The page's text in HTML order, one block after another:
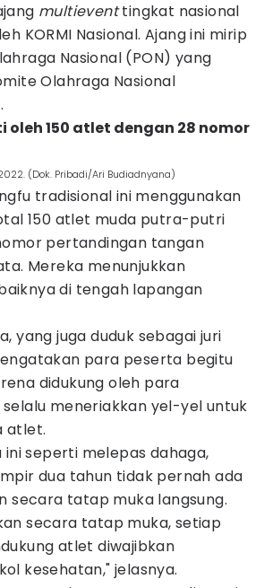
multieventtingkat nasional
KORMI Nasional. Ajang ini mirip
Nasional (PON) yang
Olahraga Nasional
oleh 150 atlet dengan 28 nomor
(Dok. Pribadi/Ari Budiadnyana)
tradisional ini menggunakan
150 atlet muda putra-putri
pertandingan tangan
Mereka menunjukkan
di tengah lapangan
yang juga duduk sebagai juri
para peserta begitu
didukung oleh para
meneriakkan yel-yel untuk
atlet.
ini seperti melepas dahaga,
dua tahun tidak pernah ada
secara tatap muka langsung.
secara tatap muka, setiap
atlet diwajibkan
kesehatan," jelasnya.